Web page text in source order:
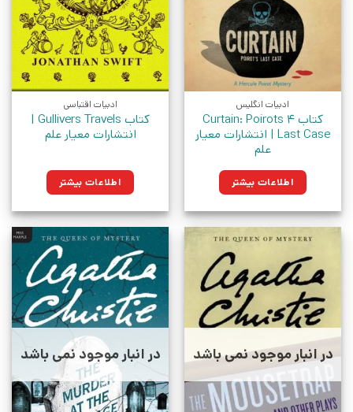
ادبیات انگلیس
کتاب 4 Curtain: Poirots
Last Case | انتشارات معیار
علم
اطلاعات بیشتر
ادبیات اقتباسی
کتاب Gullivers Travels |
انتشارات معیار علم
اطلاعات بیشتر
در انبار موجود نمی باشد در انبار موجود نمی باشد